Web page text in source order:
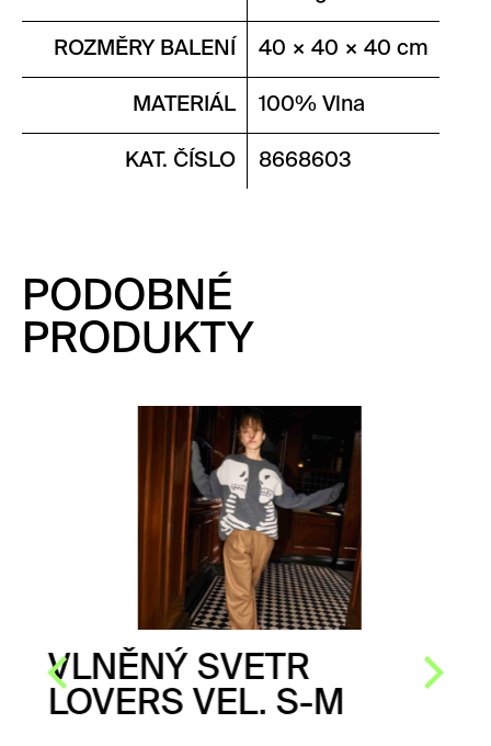
ROZMĚRY BALENÍ 40 × 40 × 40 cm
MATERIÁL 100% Vlna
KAT. ČÍSLO 8668603
PODOBNÉ
PRODUKTY
VLNĚNÝ SVETR
LOVERS VEL. S-M